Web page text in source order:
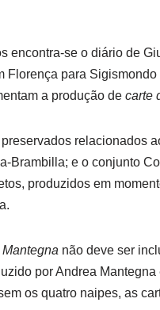
encontra-se o diário de
Florença para
a produção de carte
relacionados
Brambilla; e o conjunto
produzidos em
não deve ser
por Andrea
os quatro naipes, as